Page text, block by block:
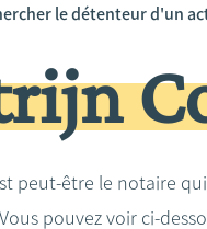
le détenteur d'un
peut-être le notaire
pouvez voir ci-